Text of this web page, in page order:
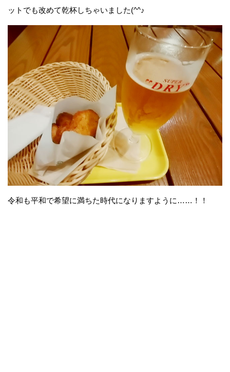
ットでも改めて乾杯しちゃいました(^^♪
令和も平和で希望に満ちた時代になりますように……！！